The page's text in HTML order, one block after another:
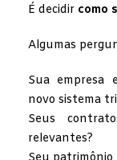
É decidir como
Algumas
Sua empresa
novo sistema
Seus
relevantes?